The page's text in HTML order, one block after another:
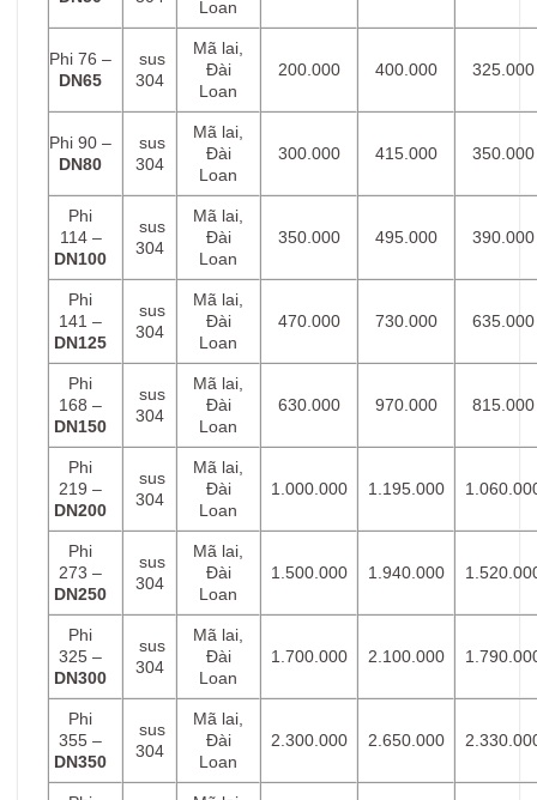
Loan
Phi 76 –
DN65
sus
304
Mã lai,
Đài
Loan
200.000 400.000 325.000
Phi 90 –
DN80
sus
304
Mã lai,
Đài
Loan
300.000 415.000 350.000
Phi
114 –
DN100
sus
304
Mã lai,
Đài
Loan
350.000 495.000 390.000
Phi
141 –
DN125
sus
304
Mã lai,
Đài
Loan
470.000 730.000 635.000
Phi
168 –
DN150
sus
304
Mã lai,
Đài
Loan
630.000 970.000 815.000
Phi
219 –
DN200
sus
304
Mã lai,
Đài
Loan
1.000.000 1.195.000
Phi
273 –
DN250
sus
304
Mã lai,
Đài
Loan
1.500.000 1.940.000
Phi
325 –
DN300
sus
304
Mã lai,
Đài
Loan
1.700.000 2.100.000
Phi
355 –
DN350
sus
304
Mã lai,
Đài
Loan
2.300.000 2.650.000